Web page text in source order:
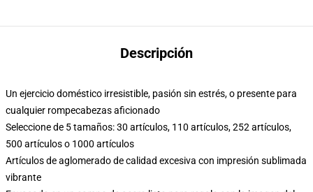
Descripción
Un ejercicio doméstico irresistible, pasión sin estrés, o presente para
cualquier rompecabezas aficionado
Seleccione de 5 tamaños: 30 artículos, 110 artículos, 252 artículos,
500 artículos o 1000 artículos
Artículos de aglomerado de calidad excesiva con impresión sublimada
vibrante